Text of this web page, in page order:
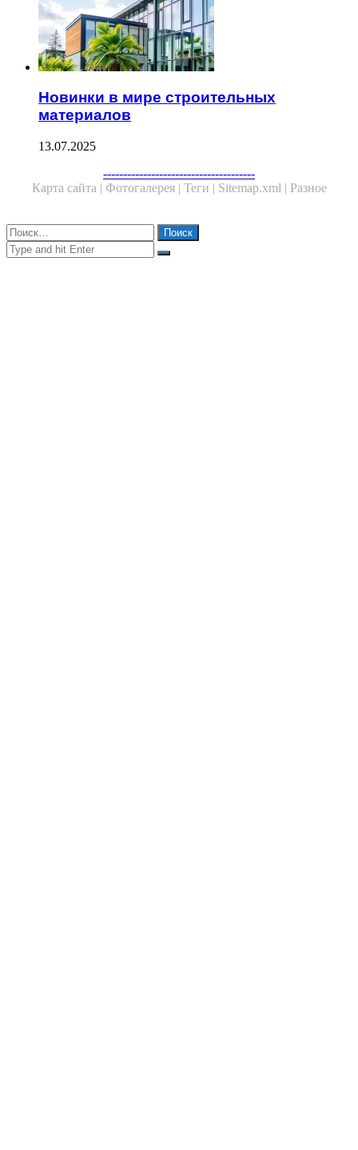
Новинки в мире строительных
материалов
13.07.2025
--------------------------------------
Карта сайта | Фотогалерея | Теги | Sitemap.xml | Разное
Close
Найти:
Close
Search